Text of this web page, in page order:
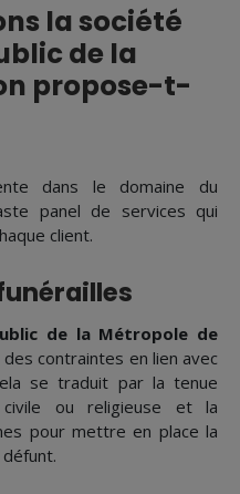
la société
de la
propose-t-
dans le domaine du
panel de services qui
client.
de la Métropole de
contraintes en lien avec
se traduit par la tenue
civile ou religieuse et la
pour mettre en place la